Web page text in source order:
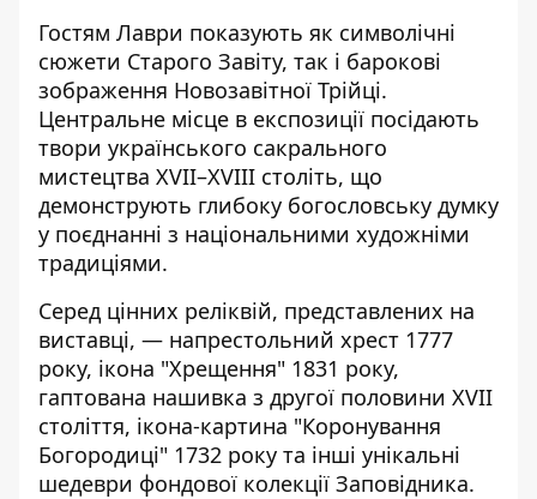
Гостям Лаври показують як символічні
сюжети Старого Завіту, так і барокові
зображення Новозавітної Трійці.
Центральне місце в експозиції посідають
твори українського сакрального
мистецтва XVII–XVIII століть, що
демонструють глибоку богословську думку
у поєднанні з національними художніми
традиціями.
Серед цінних реліквій, представлених на
виставці, — напрестольний хрест 1777
року, ікона "Хрещення" 1831 року,
гаптована нашивка з другої половини XVII
століття, ікона-картина "Коронування
Богородиці" 1732 року та інші унікальні
шедеври фондової колекції Заповідника.